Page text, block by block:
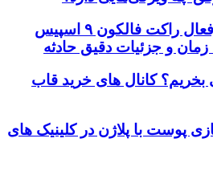
برخورد قطعه غیرفعال راکت فالکون ۹ اسپیس
زمان و جزئیات دقیق حادثه
کانال های خرید قاب
پوست با پلاژن در کلینیک های